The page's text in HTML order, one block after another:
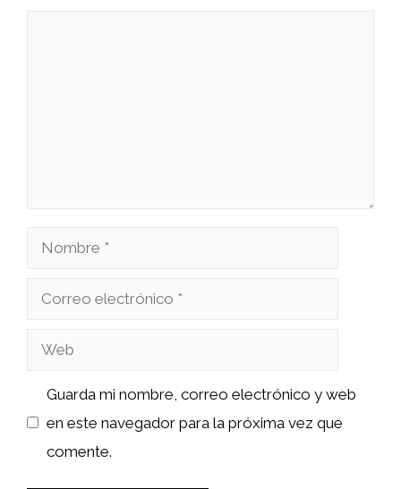
Nombre
Correo
Web
Guarda mi nombre, correo electrónico y web
en este navegador para la próxima vez que
comente.